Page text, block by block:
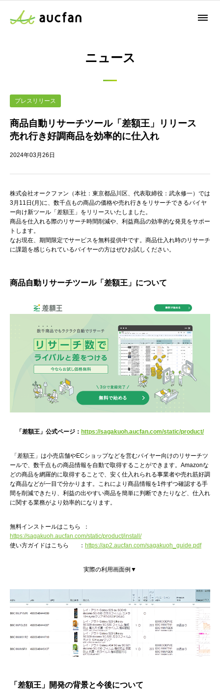
ニュース
プレスリリース
商品自動リサーチツール「差額王」リリース
売れ行き好調商品を効率的に仕入れ
2024年03月26日
株式会社オークファン（本社：東京都品川区、代表取締役：武永修一）では
3月11日(月)に、数千点もの商品の価格や売れ行きをリサーチできるバイヤ
ー向け新ツール「差額王」をリリースいたしました。
商品を仕入れる際のリサーチ時間削減や、利益商品の効率的な発見をサポー
トします。
なお現在、期間限定でサービスを無料提供中です。商品仕入れ時のリサーチ
に課題を感じられているバイヤーの方はぜひお試しください。
商品自動リサーチツール「差額王」について
「差額王」公式ページ： https://sagakuoh.aucfan.com/static/product/
「差額王」は小売店舗やECショップなどを営むバイヤー向けのリサーチツ
ールで、数千点もの商品情報を自動で取得することができます。Amazonな
どの商品を網羅的に取得することで、安く仕入れられる事業者や売れ筋好調
な商品などが一目で分かります。これにより商品情報を1件ずつ確認する手
間を削減できたり、利益の出やすい商品を簡単に判断できたりなど、仕入れ
に関する業務がより効率的になります。
無料インストールはこちら ：
https://sagakuoh.aucfan.com/static/product/install/
使い方ガイドはこちら ： https://ap2.aucfan.com/sagakuoh_guide.pdf
実際の利用画面例▼
「差額王」 開発の背景と今後について